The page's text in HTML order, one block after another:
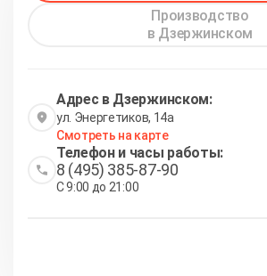
Производство
в Дзержинском
Адрес в Дзержинском:
ул. Энергетиков, 14а
Смотреть на карте
Телефон и часы работы:
8 (495) 385-87-90
С 9:00 до 21:00